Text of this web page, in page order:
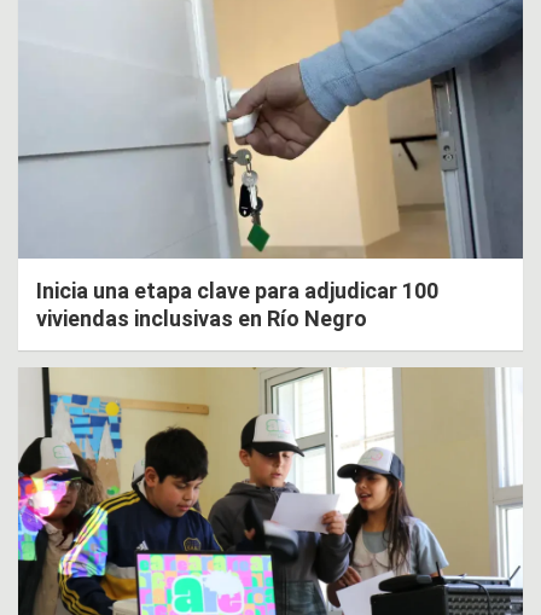
Inicia una etapa clave para adjudicar 100
viviendas inclusivas en Río Negro